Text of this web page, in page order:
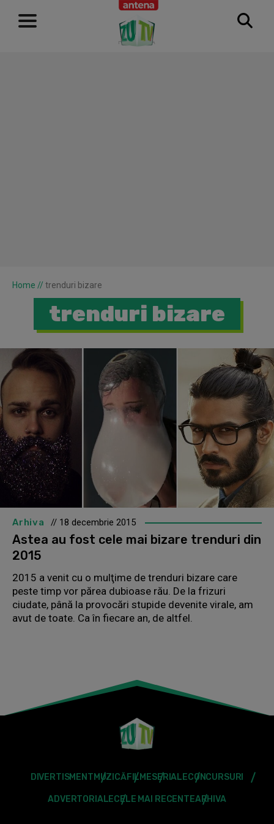
RECLAMĂ
Home // trenduri bizare
trenduri bizare
Arhiva // 18 decembrie 2015
Astea au fost cele mai bizare trenduri din
2015
2015 a venit cu o mulţime de trenduri bizare care
peste timp vor părea dubioase rău. De la frizuri
ciudate, până la provocări stupide devenite virale, am
avut de toate. Ca în fiecare an, de altfel.
DIVERTISMENT MUZICĂFILMESERIALECONCURSURI
ADVERTORIALECELE MAI RECENTEARHIVA